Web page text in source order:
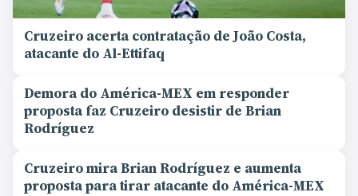
Cruzeiro acerta contratação de João Costa,
atacante do Al-Ettifaq
Demora do América-MEX em responder
proposta faz Cruzeiro desistir de Brian
Rodríguez
Cruzeiro mira Brian Rodríguez e aumenta
proposta para tirar atacante do América-MEX